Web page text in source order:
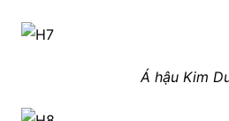
Á hậu Kim